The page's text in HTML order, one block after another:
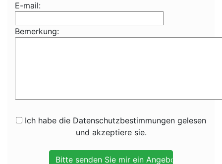
E-mail:
Bemerkung:
Ich habe die Datenschutzbestimmungen gelesen
und akzeptiere sie.